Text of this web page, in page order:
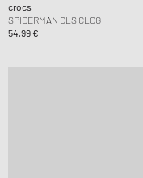
crocs
SPIDERMAN CLS CLOG
54,99 €